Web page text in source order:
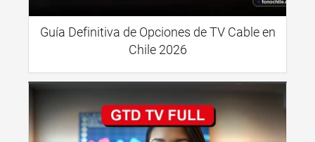
Guía Definitiva de Opciones de TV Cable en
Chile 2026